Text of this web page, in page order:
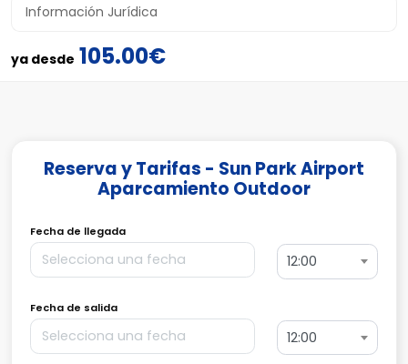
Información Jurídica
ya desde 105.00€
Reserva y Tarifas - Sun Park Airport
Aparcamiento Outdoor
Fecha de llegada
12:00
Fecha de salida
12:00